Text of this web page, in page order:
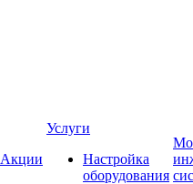
Акции
Услуги
Настройка
оборудования